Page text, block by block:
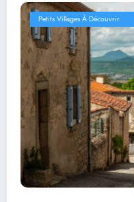
Petits Villages À Découvrir